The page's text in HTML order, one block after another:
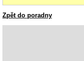
Zpět do poradny